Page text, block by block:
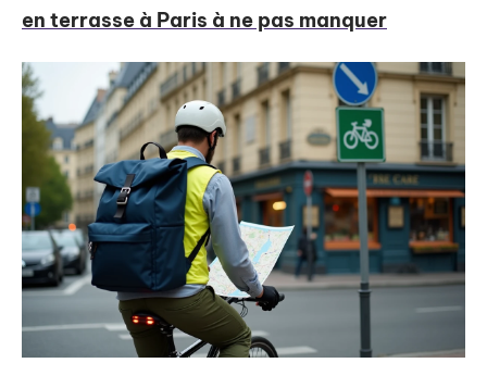
en terrasse à Paris à ne pas manquer